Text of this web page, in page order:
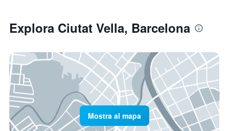
Explora Ciutat Vella, Barcelona
Mostra al mapa